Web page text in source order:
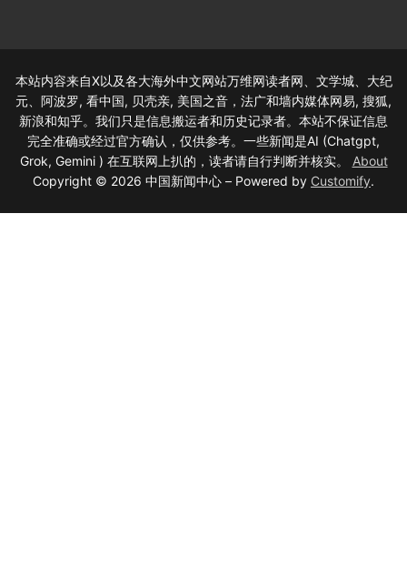
本站内容来自X以及各大海外中文网站万维网读者网、文学城、大纪
元、阿波罗, 看中国, 贝壳亲, 美国之音，法广和墙内媒体网易, 搜狐,
新浪和知乎。我们只是信息搬运者和历史记录者。本站不保证信息
完全准确或经过官方确认，仅供参考。一些新闻是AI (Chatgpt,
Grok, Gemini ) 在互联网上扒的，读者请自行判断并核实。 About
Copyright © 2026 中国新闻中心 – Powered by Customify.